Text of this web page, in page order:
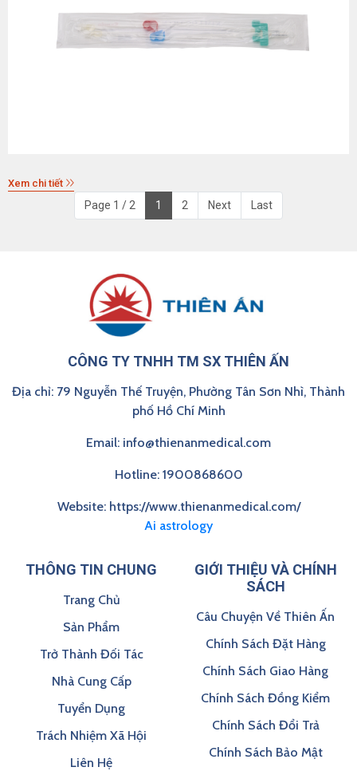
Xem chi tiết
Page 1 / 2 1 2 Next Last
CÔNG TY TNHH TM SX THIÊN ẤN
Địa chỉ: 79 Nguyễn Thế Truyện, Phường Tân Sơn Nhì, Thành
phố Hồ Chí Minh
Email: info@thienanmedical.com
Hotline: 1900868600
Website: https://www.thienanmedical.com/
Ai astrology
THÔNG TIN CHUNG
Trang Chủ
Sản Phẩm
Trở Thành Đối Tác
Nhà Cung Cấp
Tuyển Dụng
Trách Nhiệm Xã Hội
Liên Hệ
GIỚI THIỆU VÀ CHÍNH
SÁCH
Câu Chuyện Về Thiên Ấn
Chính Sách Đặt Hàng
Chính Sách Giao Hàng
Chính Sách Đồng Kiểm
Chính Sách Đổi Trả
Chính Sách Bảo Mật